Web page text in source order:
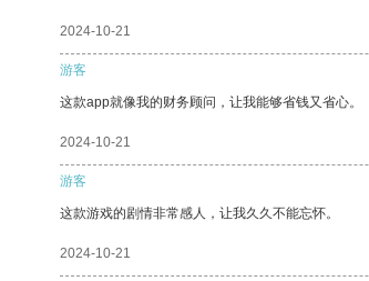
2024-10-21
游客
这款app就像我的财务顾问，让我能够省钱又省心。
2024-10-21
游客
这款游戏的剧情非常感人，让我久久不能忘怀。
2024-10-21